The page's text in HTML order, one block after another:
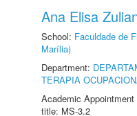
Ana Elisa
School: Faculdade de
Marília)
Department:
TERAPIA
Academic
title: MS-3.2